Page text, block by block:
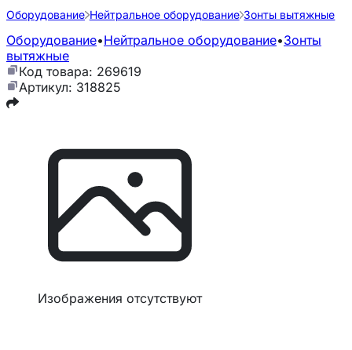
Оборудование Нейтральное оборудование Зонты вытяжные
Оборудование•Нейтральное оборудование•Зонты
вытяжные
Код товара: 269619
Артикул: 318825
Изображения отсутствуют